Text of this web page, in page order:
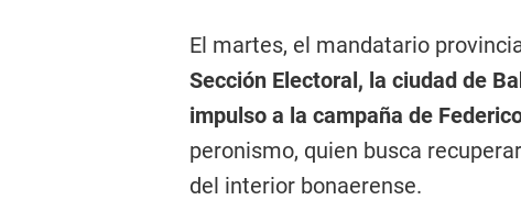
El martes, el mandatario
Sección Electoral, la ciudad de
impulso a la campaña de
peronismo, quien busca
del interior bonaerense.